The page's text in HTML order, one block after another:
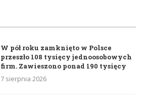
W pół roku zamknięto w Polsce
przeszło 108 tysięcy jednoosobowych
firm. Zawieszono ponad 190 tysięcy
7 sierpnia 2026